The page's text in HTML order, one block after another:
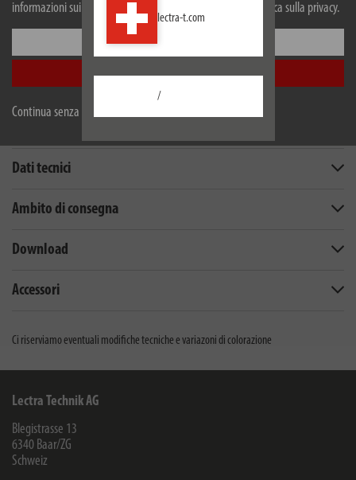
informazioni sui cookie, si prega di consultare la nostra politica sulla privacy.
Configurare
Accetta tutti
Continua senza accettare
lectra-t.com
/
3 magneti, 2 occhielli di sospensione e 1 gancio
Dati tecnici
Ambito di consegna
Download
Accessori
Ci riserviamo eventuali modifiche tecniche e variazoni di colorazione
Lectra Technik AG
Blegistrasse 13
6340 Baar/ZG
Schweiz